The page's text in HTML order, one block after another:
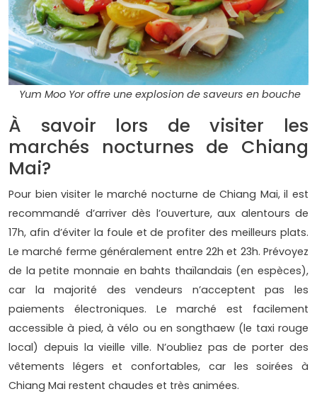
Yum Moo Yor offre une explosion de saveurs en bouche
À savoir lors de visiter les
marchés nocturnes de Chiang
Mai?
Pour bien visiter le marché nocturne de Chiang Mai, il est
recommandé d’arriver dès l’ouverture, aux alentours de
17h, afin d’éviter la foule et de profiter des meilleurs plats.
Le marché ferme généralement entre 22h et 23h. Prévoyez
de la petite monnaie en bahts thaïlandais (en espèces),
car la majorité des vendeurs n’acceptent pas les
paiements électroniques. Le marché est facilement
accessible à pied, à vélo ou en songthaew (le taxi rouge
local) depuis la vieille ville. N’oubliez pas de porter des
vêtements légers et confortables, car les soirées à
Chiang Mai restent chaudes et très animées.